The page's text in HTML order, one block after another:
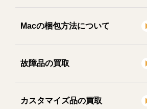
Macの梱包方法について
故障品の買取
カスタマイズ品の買取